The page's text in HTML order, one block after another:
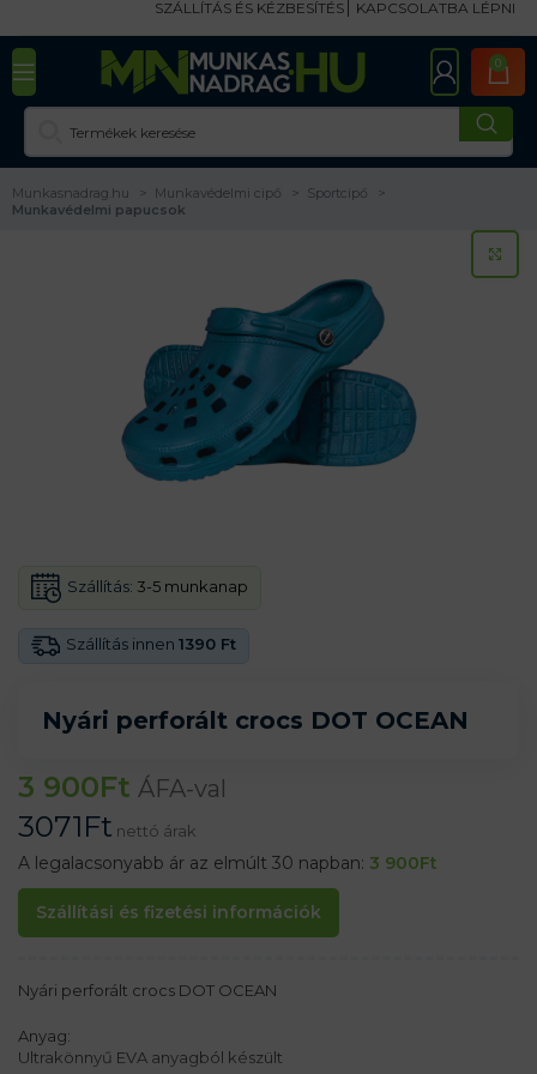
SZÁLLÍTÁS ÉS KÉZBESÍTÉS KAPCSOLATBA LÉPNI
0
Munkasnadrag.hu Munkavédelmi cipő
Sportcipő
Munkavédelmi papucsok
Nyári perforált crocs DOT OCEAN
Szállítás innen 1390 Ft
Szállítás: 3-5 munkanap
3 900Ft ÁFA-val
3071Ft nettó árak
A legalacsonyabb ár az elmúlt 30 napban: 3 900Ft
Szállítási és fizetési információk
Nyári perforált crocs DOT OCEAN
Anyag:
Ultrakönnyű EVA anyagból készült